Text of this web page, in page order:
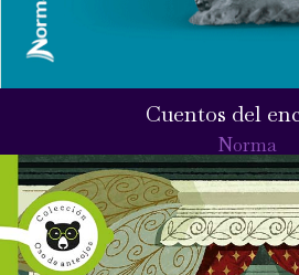
Cuentos del
Norma